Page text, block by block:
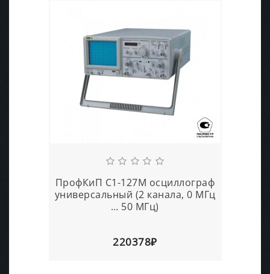
ПрофКиП С1-127М осциллограф
универсальный (2 канала, 0 МГц
… 50 МГц)
220378₽